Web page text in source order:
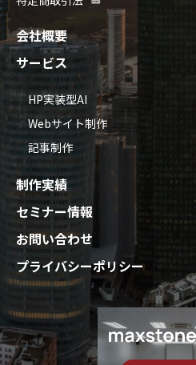
会社概要
サービス
HP実装型AI
Webサイト制作
記事制作
制作実績
セミナー情報
お問い合わせ
プライバシーポリシー